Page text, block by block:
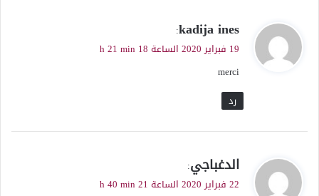
ي
ق
ل
kadija ines
:
19 فبراير 2020 الساعة 18 h 21 min
merci
رد
ي
ق
الدغباجي:
22 فبراير 2020 الساعة 21 h 40 min